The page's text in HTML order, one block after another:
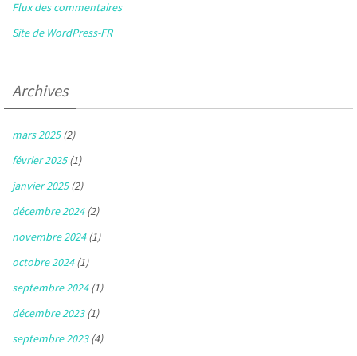
Flux des commentaires
Site de WordPress-FR
Archives
mars 2025(2)
février 2025(1)
janvier 2025(2)
décembre 2024(2)
novembre 2024(1)
octobre 2024(1)
septembre 2024(1)
décembre 2023(1)
septembre 2023(4)